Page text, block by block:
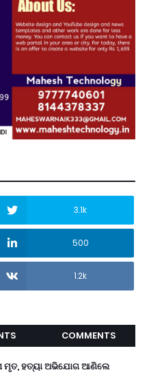
3.1k
500
1.2k
COMMENTS
ମୃତ, ହତ୍ୟା ଅଭିଯୋଗ ଆଣିଲେ